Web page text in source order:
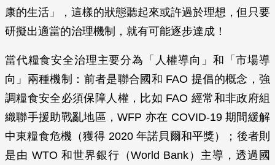
康的生活」，這樣的狀態聽起來或許過於理想，但只要
研擬出適當的治理機制，就有可能逐步達成！
當代糧食安全治理主要分為「人權導向」和「市場導
向」兩種機制：前者是聯合國和 FAO 提倡的概念，強
調糧食安全必須保障人權，比如 FAO 經常和非政府組
織聯手援助戰亂地區，WFP 亦在 COVID-19 期間緩解
中東糧食危機（獲得 2020 年諾貝爾和平獎）；後者則
是由 WTO 和世界銀行（World Bank）主導，透過國